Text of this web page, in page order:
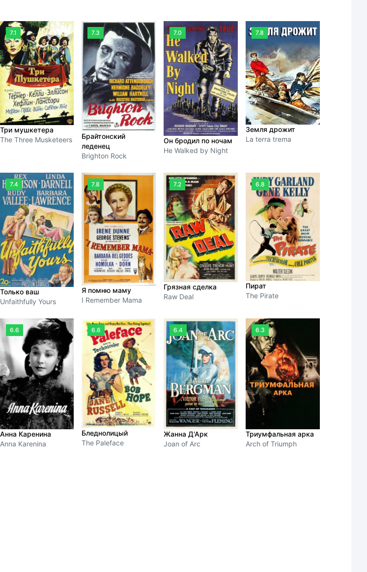
7.1
Три мушкетера
The Three Musketeers
7.3
Брайтонский
леденец
Brighton Rock
7.0
Он бродил по ночам
He Walked by Night
7.8
Земля дрожит
La terra trema
7.4
Только ваш
Unfaithfully Yours
7.8
Я помню маму
I Remember Mama
7.2
Грязная сделка
Raw Deal
6.8
Пират
The Pirate
6.6
Анна Каренина
Anna Karenina
6.6
Бледнолицый
The Paleface
6.4
Жанна Д'Арк
Joan of Arc
6.3
Триумфальная арка
Arch of Triumph